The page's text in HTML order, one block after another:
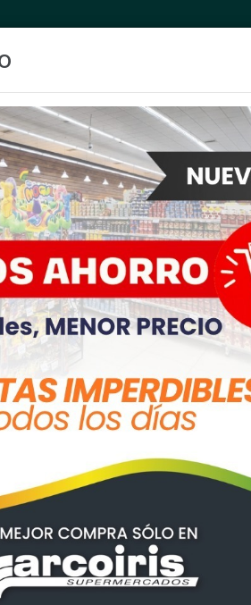
FIGHIERA GENERAL LAGOS POLICIALES
del país
SALUD